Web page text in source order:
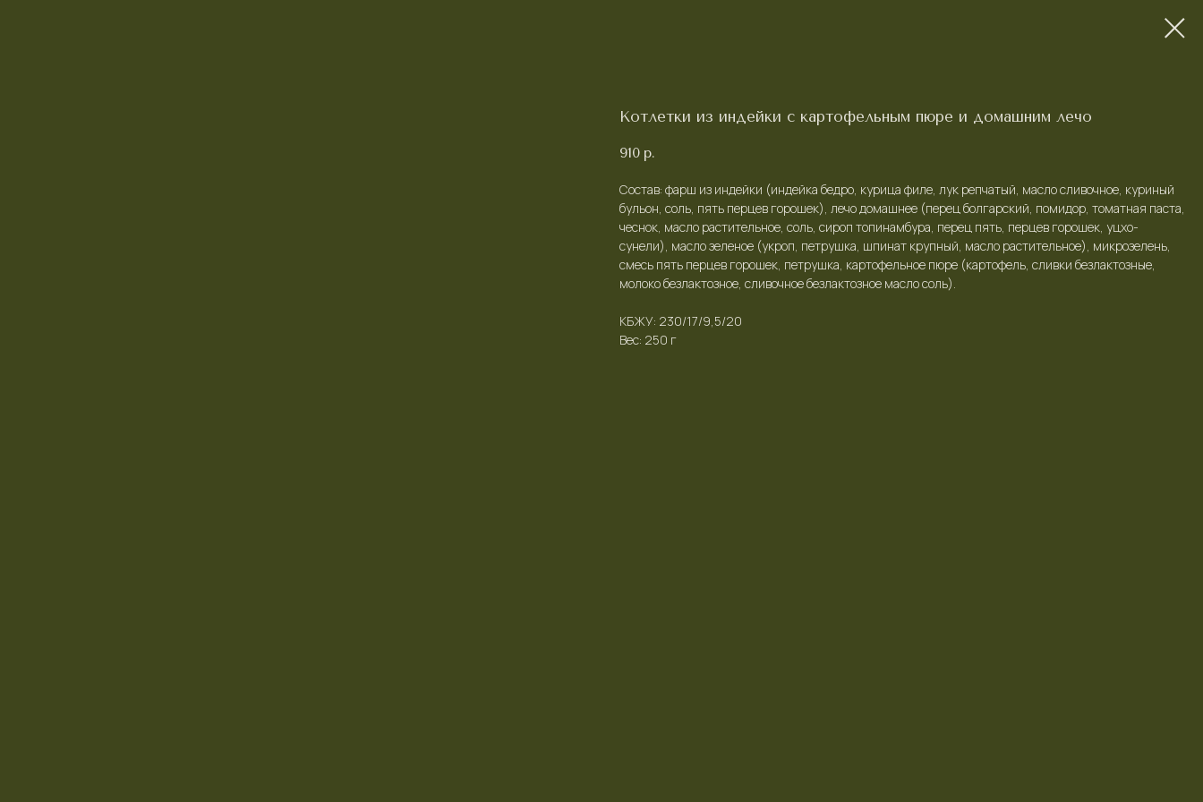
Котлетки из индейки с картофельным пюре и домашним лечо
910 р.
Состав: фарш из индейки (индейка бедро, курица филе, лук репчатый, масло сливочное, куриный
бульон, соль, пять перцев горошек), лечо домашнее (перец болгарский, помидор, томатная паста,
чеснок, масло растительное, соль, сироп топинамбура, перец пять, перцев горошек, уцхо-
сунели), масло зеленое (укроп, петрушка, шпинат крупный, масло растительное), микрозелень,
смесь пять перцев горошек, петрушка, картофельное пюре (картофель, сливки безлактозные,
молоко безлактозное, сливочное безлактозное масло соль).
КБЖУ: 230/17/9,5/20
Вес: 250 г